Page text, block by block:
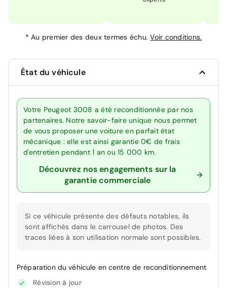
*Au premier des deux termes échu.Voir conditions.
État du véhicule
Votre Peugeot 3008 a été reconditionnée par nos
partenaires. Notre savoir-faire unique nous permet
de vous proposer une voiture en parfait état
mécanique : elle est ainsi garantie 0€ de frais
d'entretien pendant 1 an ou 15 000 km.
Découvrez nos engagements sur la
garantie commerciale
Si ce véhicule présente des défauts notables, ils
sont affichés dans le carrousel de photos. Des
traces liées à son utilisation normale sont possibles.
Préparation du véhicule en centre de reconditionnement
Révision à jour